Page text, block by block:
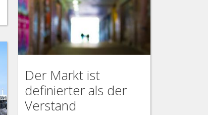
Der Markt ist
definierter als der
Verstand